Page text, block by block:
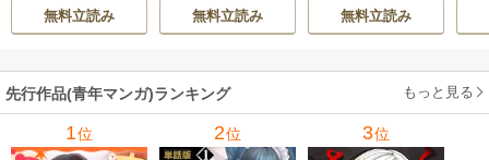
たので、外れスキ
ル【テイム】を駆
してみた
可也
無料立読み
無料立読み
フは不要と勇者パ
ーティーを追い出
魔王軍の最高幹部
に迎えられる～
ル／SBクリエイテ
ィブ刊）/蚕堂j1
六/ユウヒ
無料立読み
先行作品(青年マンガ)ランキング もっと見る
1位 2位 3位